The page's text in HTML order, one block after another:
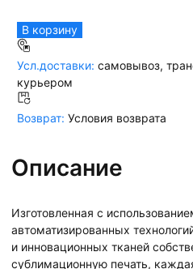
В корзину
Усл.доставки: самовывоз,
курьером
Возврат: Условия возврата
Описание
Изготовленная с
автоматизированных
и инновационных тканей
сублимационную печать,